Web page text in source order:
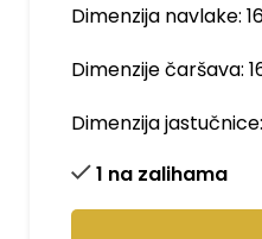
Dimenzija navlake:
Dimenzije čaršava:
Dimenzija
1 na zalihama